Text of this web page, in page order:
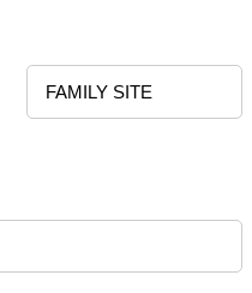
FAMILY SITE